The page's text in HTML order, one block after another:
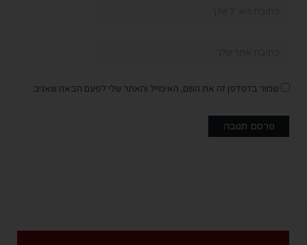
שמור בדפדפן זה את השם, האימייל והאתר שלי לפעם הבאה שאגיב.